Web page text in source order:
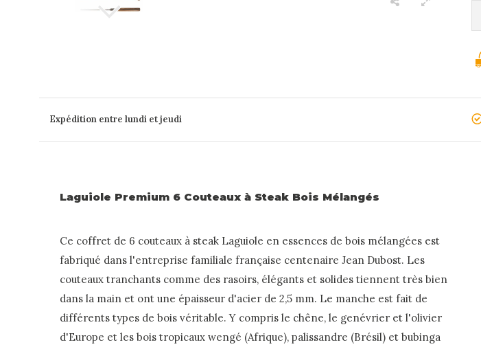
Expédition entre lundi et jeudi
Laguiole Premium 6 Couteaux à Steak Bois Mélangés
Ce coffret de 6 couteaux à steak Laguiole en essences de bois mélangées est
fabriqué dans l'entreprise familiale française centenaire Jean Dubost. Les
couteaux tranchants comme des rasoirs, élégants et solides tiennent très bien
dans la main et ont une épaisseur d'acier de 2,5 mm. Le manche est fait de
différents types de bois véritable. Y compris le chêne, le genévrier et l'olivier
d'Europe et les bois tropicaux wengé (Afrique), palissandre (Brésil) et bubinga